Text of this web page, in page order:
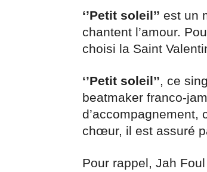
‘’Petit soleil’’ est un
chantent l’amour.
choisi la Saint
‘’Petit soleil’’, ce
beatmaker franco-
d’accompagnement,
chœur, il est assuré
Pour rappel, Jah